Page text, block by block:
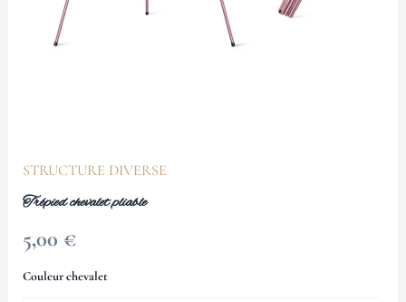
STRUCTURE DIVERSE
Trépied chevalet pliable
5,00 €
Couleur chevalet